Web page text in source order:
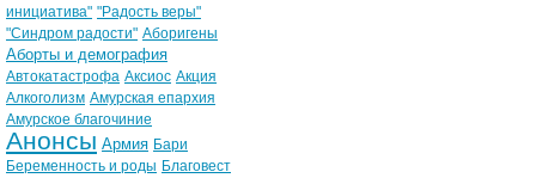
инициатива" "Радость веры"
"Синдром радости" Аборигены
Аборты и демография
Автокатастрофа Аксиос Акция
Алкоголизм Амурская епархия
Амурское благочиние
Анонсы Армия Бари
Беременность и роды Благовест